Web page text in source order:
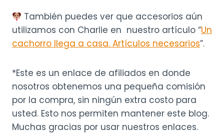
También puedes ver que accesorios aún
utilizamos con Charlie en nuestro artículo “Un
cachorro llega a casa. Artículos necesarios”.
*Este es un enlace de afiliados en donde
nosotros obtenemos una pequeña comisión
por la compra, sin ningún extra costo para
usted. Esto nos permiten mantener este blog.
Muchas gracias por usar nuestros enlaces.